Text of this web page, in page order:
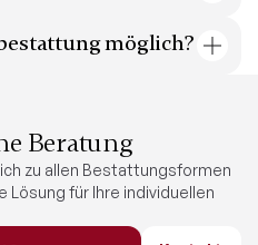
die wir für Siemöglich?
Beratung
zu allen Bestattungsformen
Lösung für Ihre individuellen